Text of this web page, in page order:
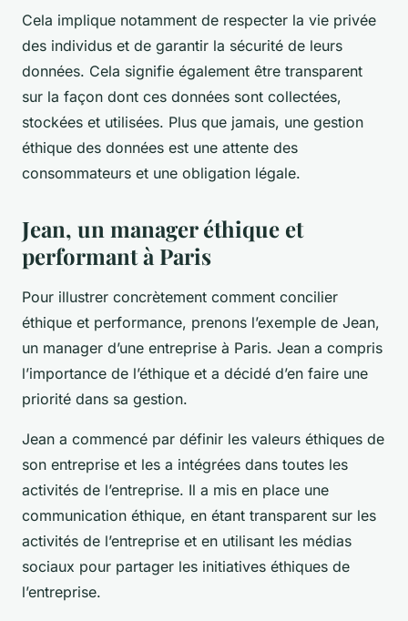
Cela implique notamment de respecter la vie privée
des individus et de garantir la sécurité de leurs
données. Cela signifie également être transparent
sur la façon dont ces données sont collectées,
stockées et utilisées. Plus que jamais, une gestion
éthique des données est une attente des
consommateurs et une obligation légale.
Jean, un manager éthique et
performant à Paris
Pour illustrer concrètement comment concilier
éthique et performance, prenons l’exemple de Jean,
un manager d’une entreprise à Paris. Jean a compris
l’importance de l’éthique et a décidé d’en faire une
priorité dans sa gestion.
Jean a commencé par définir les valeurs éthiques de
son entreprise et les a intégrées dans toutes les
activités de l’entreprise. Il a mis en place une
communication éthique, en étant transparent sur les
activités de l’entreprise et en utilisant les médias
sociaux pour partager les initiatives éthiques de
l’entreprise.